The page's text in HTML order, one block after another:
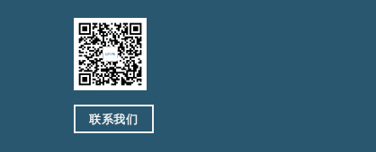
联系我们